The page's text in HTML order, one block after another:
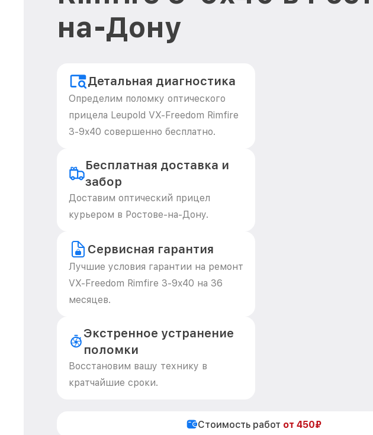
на-Дону
Детальная диагностика
Определим поломку оптического
прицела Leupold VX-Freedom Rimfire
3-9x40 совершенно бесплатно.
Бесплатная доставка и
забор
Доставим оптический прицел
курьером в Ростове-на-Дону.
Сервисная гарантия
Лучшие условия гарантии на ремонт
VX-Freedom Rimfire 3-9x40 на 36
месяцев.
Экстренное устранение
поломки
Восстановим вашу технику в
кратчайшие сроки.
Стоимость работ от 450₽